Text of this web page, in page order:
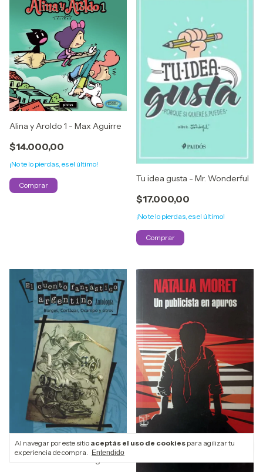
Al navegar por este sitio aceptás el uso de cookies para agilizar tu
experiencia de compra.
Entendido
Alina y Aroldo 1 - Max Aguirre
$14.000,00
¡No te lo pierdas, es el último!
Tu idea gusta - Mr. Wonderful
$17.000,00
¡No te lo pierdas, es el último!
El cuento fant?stico argentino